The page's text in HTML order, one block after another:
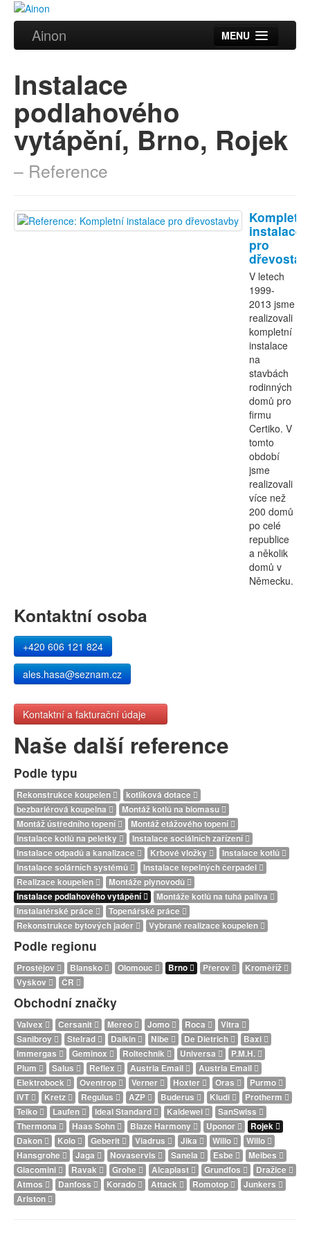
Ainon
MENU
Služby
Reference
Videa
Certifikáty
Kontakt
Instalace
podlahového
vytápění, Brno, Rojek
– Reference
Kompletní
instalace
pro
V letech
1999-
2013 jsme
realizovali
kompletní
instalace
na
stavbách
rodinných
domů pro
firmu
Certiko. V
tomto
období
jsme
realizovali
více než
200 domů
po celé
republice
a několik
domů v
Německu.
Kontaktní osoba
+420 606 121 824
ales.hasa@seznam.cz
Kontaktní a fakturační údaje
Naše další reference
Podle typu
Rekonstrukce koupelen
kotlíková dotace
bezbariérová koupelna
Montáž kotlů na biomasu
Montáž ústředního topení
Montáž etážového topení
Instalace kotlů na peletky
Instalace sociálních zařízení
Instalace odpadů a kanalizace
Krbové vložky
Instalace kotlů
Instalace solárních systémů
Instalace tepelných čerpadel
Realizace koupelen
Montáže plynovodů
Instalace podlahového vytápění
Montáže kotlů na tuhá paliva
Instalatérské práce
Topenářské práce
Rekonstrukce bytových jader
Vybrané realizace koupelen
Podle regionu
Prostějov Blansko Olomouc Brno Přerov
Kroměříž
Vyškov
ČR
Obchodní značky
Valvex Cersanit Mereo Jomo Roca
Vitra
Sanibroy
Stelrad Daikin Nibe De Dietrich
Baxi
Immergas
Geminox Roltechnik Universa
P.M.H.
Plum
Salus Reflex Austria Email
Austria Email
Elektrobock
Oventrop Verner Hoxter Oras
Purmo
IVT
Kretz Regulus AZP Buderus Kludi
Protherm
Teiko
Laufen Ideal Standard Kaldewei
SanSwiss
Thermona
Haas Sohn Blaze Harmony Uponor
Rojek
Dakon
Kolo Geberit Viadrus Jika Willo
Willo
Hansgrohe
Jaga Novaservis Sanela Esbe
Meibes
Giacomini
Ravak Grohe Alcaplast Grundfos
Dražice
Atmos
Danfoss Korado Attack Romotop
Junkers
Ariston